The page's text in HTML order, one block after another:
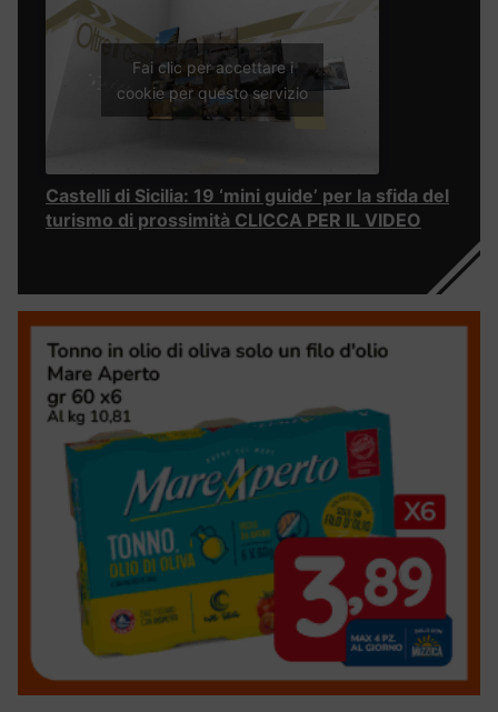
Fai clic per accettare i
cookie per questo servizio
Castelli di Sicilia: 19 ‘mini guide’ per la sfida del
turismo di prossimità CLICCA PER IL VIDEO